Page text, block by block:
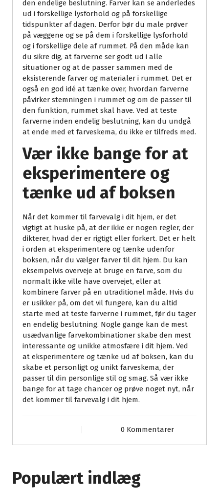
den endelige beslutning. Farver kan se anderledes
ud i forskellige lysforhold og på forskellige
tidspunkter af dagen. Derfor bør du male prøver
på væggene og se på dem i forskellige lysforhold
og i forskellige dele af rummet. På den måde kan
du sikre dig, at farverne ser godt ud i alle
situationer og at de passer sammen med de
eksisterende farver og materialer i rummet. Det er
også en god idé at tænke over, hvordan farverne
påvirker stemningen i rummet og om de passer til
den funktion, rummet skal have. Ved at teste
farverne inden endelig beslutning, kan du undgå
at ende med et farveskema, du ikke er tilfreds med.
Vær ikke bange for at
eksperimentere og
tænke ud af boksen
Når det kommer til farvevalg i dit hjem, er det
vigtigt at huske på, at der ikke er nogen regler, der
dikterer, hvad der er rigtigt eller forkert. Det er helt
i orden at eksperimentere og tænke udenfor
boksen, når du vælger farver til dit hjem. Du kan
eksempelvis overveje at bruge en farve, som du
normalt ikke ville have overvejet, eller at
kombinere farver på en utraditionel måde. Hvis du
er usikker på, om det vil fungere, kan du altid
starte med at teste farverne i rummet, før du tager
en endelig beslutning. Nogle gange kan de mest
usædvanlige farvekombinationer skabe den mest
interessante og unikke atmosfære i dit hjem. Ved
at eksperimentere og tænke ud af boksen, kan du
skabe et personligt og unikt farveskema, der
passer til din personlige stil og smag. Så vær ikke
bange for at tage chancer og prøve noget nyt, når
det kommer til farvevalg i dit hjem.
0 Kommentarer
Populært indlæg